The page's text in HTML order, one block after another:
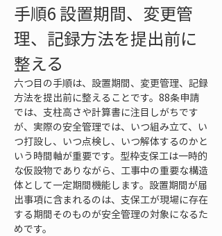
手順6 設置期間、変更管
理、記録方法を提出前に
整える
六つ目の手順は、設置期間、変更管理、記録
方法を提出前に整えることです。88条申請
では、支柱高さや計算書に注目しがちです
が、実際の安全管理では、いつ組み立て、い
つ打設し、いつ点検し、いつ解体するのかと
いう時間軸が重要です。型枠支保工は一時的
な仮設物でありながら、工事中の重要な構造
体として一定期間機能します。設置期間が届
出事項に含まれるのは、支保工が現場に存在
する期間そのものが安全管理の対象になるた
めです。